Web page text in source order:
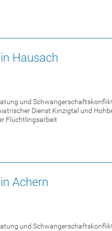
Hausach
und
Dienst Kinzigtal und
Flüchtlingsarbeit
Achern
und